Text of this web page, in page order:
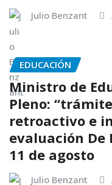
Julio Benzant
EDUCACIÓN
Ministro de
Pleno:
retroactivo e
evaluación De
11 de agosto
Julio Benzant